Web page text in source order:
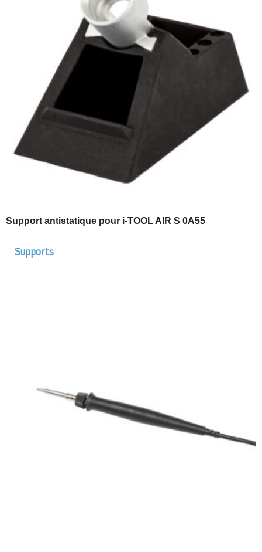
Support antistatique pour i-TOOL AIR S 0A55
Supports